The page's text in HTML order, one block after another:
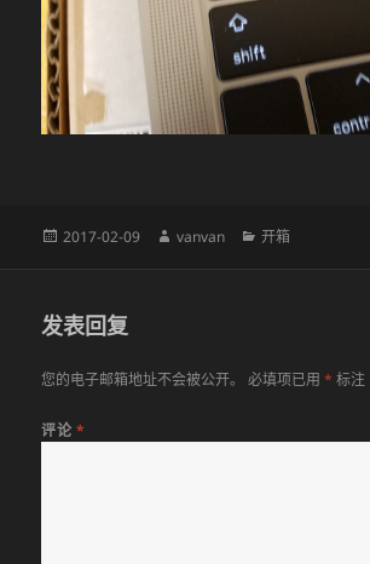
发
2017-02-09
作
vanvan
分
开箱
发表回复
您的电子邮箱地址不会被公开。 必填项已用* 标注
评论 *